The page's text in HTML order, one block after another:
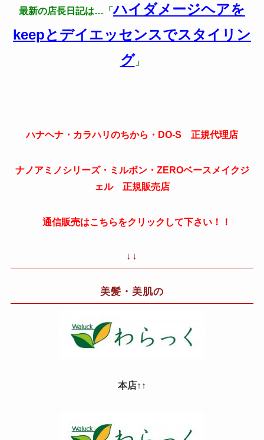
最新の店長日記は…「ハイダメージヘアを
keepとデイエッセンスでスタイリン
グ 」
ハナヘナ・カラハリのちから・DO-S 正規代理店
ナノアミノシリーズ・ミルボン・ZEROベースメイクジ
ェル 正規販売店
通信販売はこちらをクリックして下さい！！
↓↓
美髪・美肌の
本店↑↑